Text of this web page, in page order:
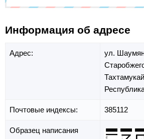
Информация об адресе
Адрес: ул.
Почтовые индексы: 385112
Образец написания